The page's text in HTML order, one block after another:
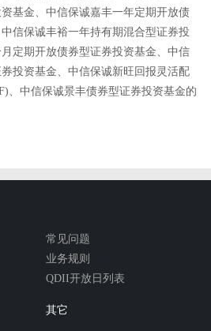
基金、中信保诚嘉丰一年定期开放债
信保诚丰裕一年持有期混合型证券投
定期开放债券型证券投资基金、中信
投资基金、中信保诚新旺回报灵活配
、中信保诚景丰债券型证券投资基金的
常见问题
业务规则
QDII开放日列表
其它